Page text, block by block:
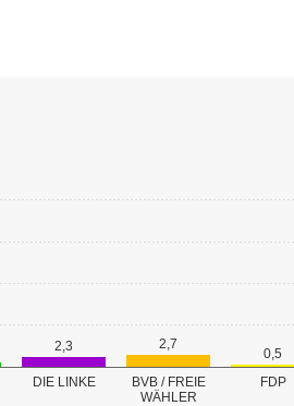
DIE LINKE BVB / FREIE
WÄHLER
FDP
2,3 2,7
0,5